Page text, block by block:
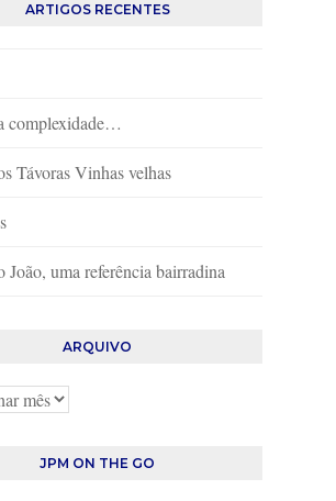
ARTIGOS RECENTES
complexidade…
Távoras Vinhas velhas
João, uma referência bairradina
ARQUIVO
JPM ON THE GO